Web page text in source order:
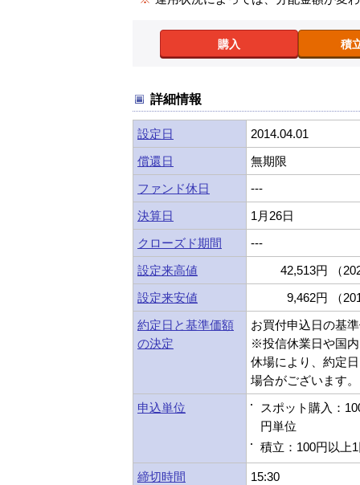
購入 積
詳細情報
設定日
2014.04.01
償還日
無期限
ファンド休日
---
決算日
1月26日
クローズド期間
---
設定来高値
42,513円 （
設定来安値
9,462円 （
約定日と基準価額
の決定
お買付申込日の基
※投信休業日や国
休場により、約定
場合がございます。
申込単位
スポット購入：
円単位
積立：100円以上
締切時間
15:30